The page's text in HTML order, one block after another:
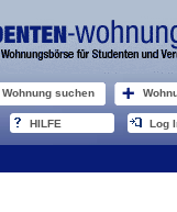
Wohnung suchen
HILFE Log